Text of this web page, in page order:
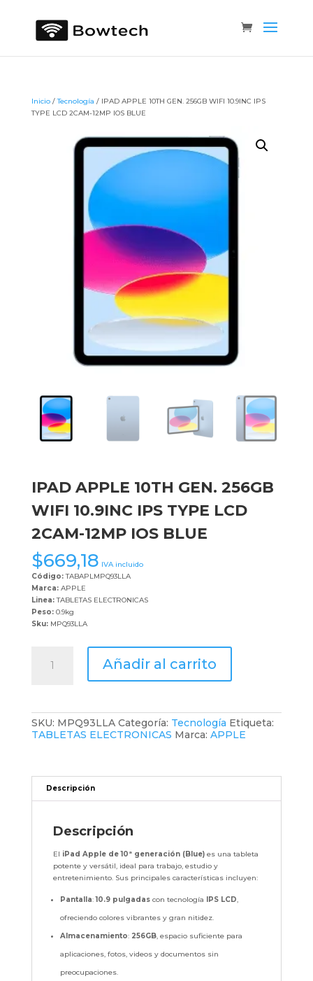
Inicio/Tecnología / IPAD APPLE 10TH GEN. 256GB WIFI 10.9INC IPS
TYPE LCD 2CAM-12MP IOS BLUE
IPAD APPLE 10TH GEN. 256GB
WIFI 10.9INC IPS TYPE LCD
2CAM-12MP IOS BLUE
$669,18 IVA incluido
Código:TABAPLMPQ93LLA
Marca: APPLE
Linea:TABLETAS ELECTRONICAS
Peso: 0.9kg
Sku: MPQ93LLA
APPLE
WIFI
10.9INC
IPS
Añadir al carrito
SKU: MPQ93LLA Categoría: Tecnología Etiqueta:
TABLETAS ELECTRONICAS Marca: APPLE
Descripción
Descripción
El iPad Apple de 10ª generación (Blue)es una tableta
potente y versátil, ideal para trabajo, estudio y
entretenimiento. Sus principales características incluyen:
Pantalla:10.9 pulgadascon tecnología IPS LCD,
ofreciendo colores vibrantes y gran nitidez.
Almacenamiento: 256GB, espacio suficiente para
aplicaciones, fotos, videos y documentos sin
preocupaciones.